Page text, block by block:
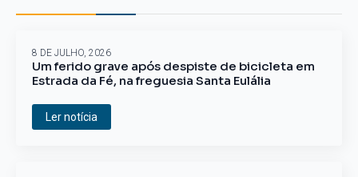
Um ferido grave após despiste de bicicleta em
Estrada da Fé, na freguesia Santa Eulália
8 DE JULHO, 2026
Ler notícia